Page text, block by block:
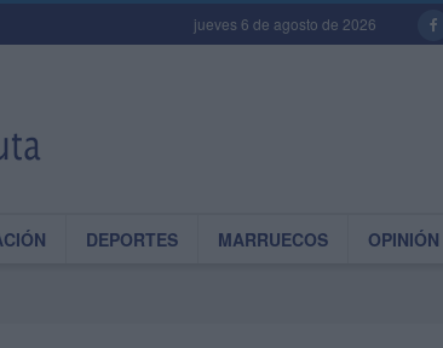
jueves 6 de agosto de 2026
DEPORTES MARRUECOS OPINIÓN